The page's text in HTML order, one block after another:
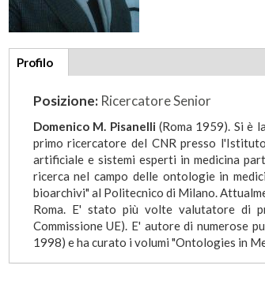
Additional
details
Profilo(scheda
attiva)
Posizione: Ricercatore Senior
Domenico M. Pisanelli (Roma 1959). Si è
primo ricercatore del CNR presso
artificiale e sistemi esperti in medicina
ricerca nel campo delle ontologie in
bioarchivi" al Politecnico di Milano.
Roma. E' stato più volte valutatore di
Commissione UE). E' autore di numerose
1998) e ha curato i volumi "Ontologies in